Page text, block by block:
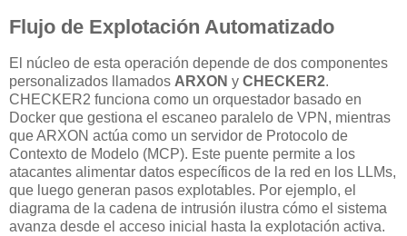
Flujo de Explotación Automatizado
El núcleo de esta operación depende de dos componentes
personalizados llamados ARXON y CHECKER2.
CHECKER2 funciona como un orquestador basado en
Docker que gestiona el escaneo paralelo de VPN, mientras
que ARXON actúa como un servidor de Protocolo de
Contexto de Modelo (MCP). Este puente permite a los
atacantes alimentar datos específicos de la red en los LLMs,
que luego generan pasos explotables. Por ejemplo, el
diagrama de la cadena de intrusión ilustra cómo el sistema
avanza desde el acceso inicial hasta la explotación activa.